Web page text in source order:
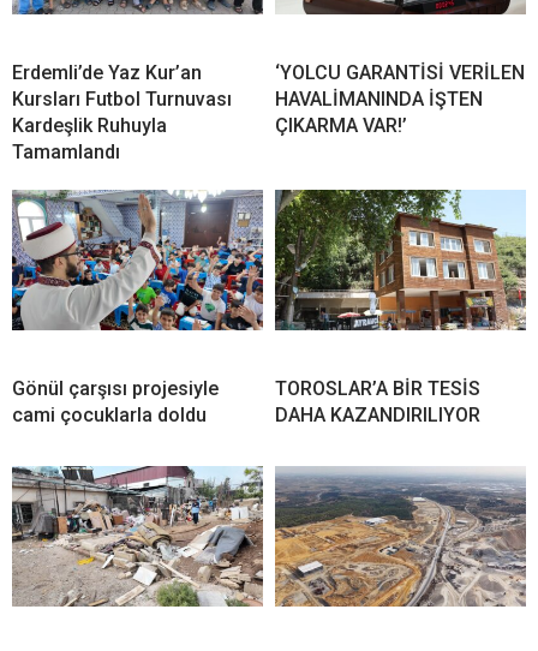
Erdemli’de Yaz Kur’an
Kursları Futbol Turnuvası
Kardeşlik Ruhuyla
Tamamlandı
‘YOLCU GARANTİSİ VERİLEN
HAVALİMANINDA İŞTEN
ÇIKARMA VAR!’
Gönül çarşısı projesiyle
cami çocuklarla doldu
TOROSLAR’A BİR TESİS
DAHA KAZANDIRILIYOR